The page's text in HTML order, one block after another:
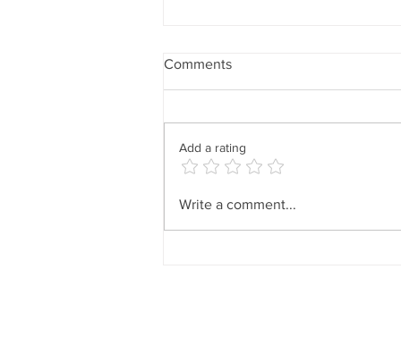
Informacion del Duplex •
Comments
Add a rating
Write a comment...